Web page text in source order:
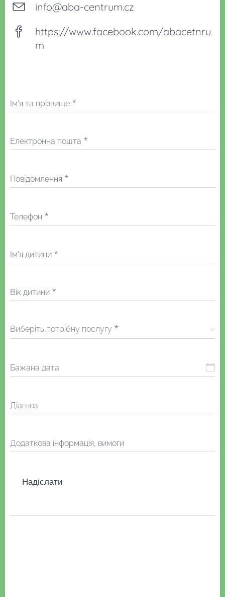
info@aba-centrum.cz
https://www.facebook.com/abacetnru
m
Ім'я та прізвище
Електронна пошта
Повідомлення
Телефон
Ім'я дитини
Вік дитини
Виберіть потрібну послугу
Бажана дата
Діагноз
Додаткова інформація, вимоги
Надіслати